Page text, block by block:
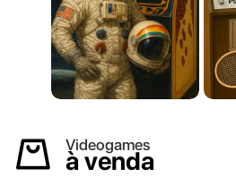
Videogames
à venda